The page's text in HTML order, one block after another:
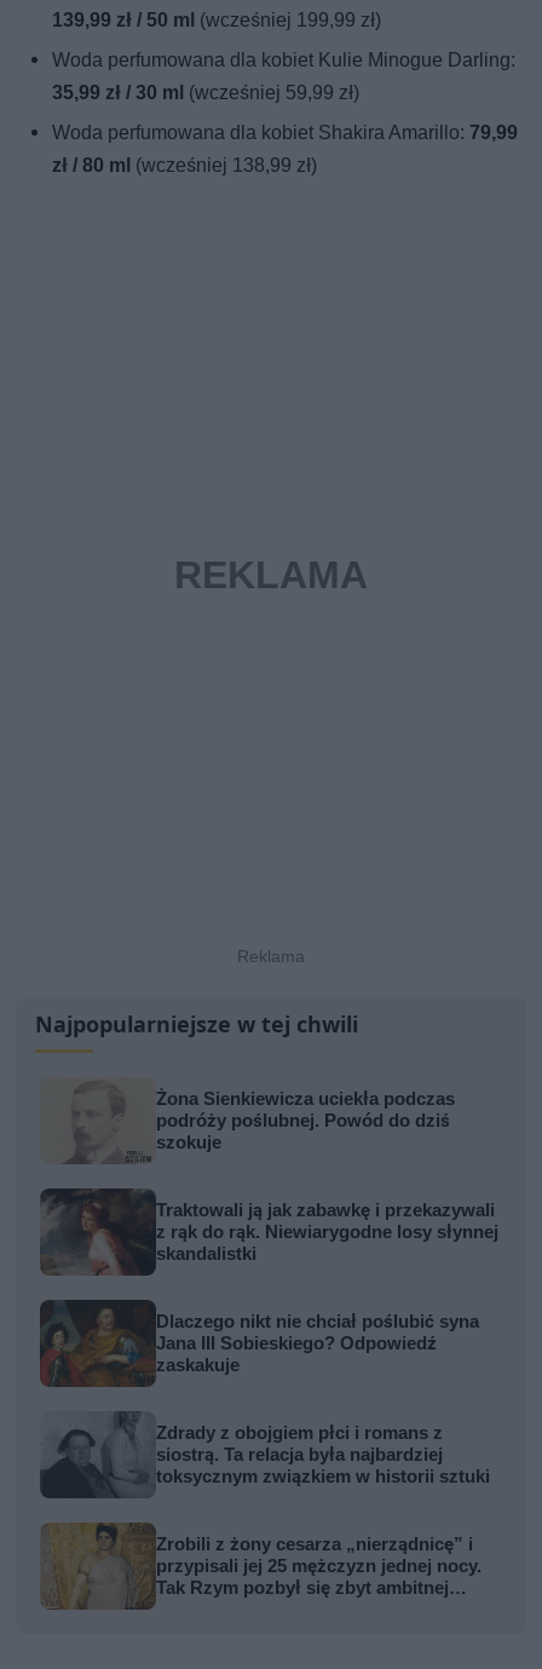
139,99 zł / 50 ml (wcześniej 199,99 zł)
Woda perfumowana dla kobiet Kulie Minogue Darling:
35,99 zł / 30 ml (wcześniej 59,99 zł)
Woda perfumowana dla kobiet Shakira Amarillo: 79,99
zł / 80 ml (wcześniej 138,99 zł)
Najpopularniejsze w tej chwili
Żona Sienkiewicza uciekła podczas
podróży poślubnej. Powód do dziś
szokuje
Traktowali ją jak zabawkę i przekazywali
z rąk do rąk. Niewiarygodne losy słynnej
skandalistki
Dlaczego nikt nie chciał poślubić syna
Jana III Sobieskiego? Odpowiedź
zaskakuje
Zdrady z obojgiem płci i romans z
siostrą. Ta relacja była najbardziej
toksycznym związkiem w historii sztuki
Zrobili z żony cesarza „nierządnicę” i
przypisali jej 25 mężczyzn jednej nocy.
Tak Rzym pozbył się zbyt ambitnej